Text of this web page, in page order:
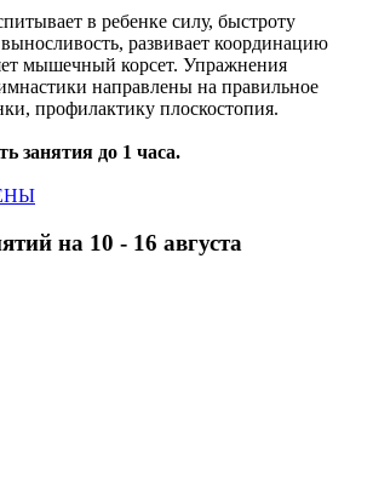
в ребенке силу, быстроту
развивает координацию
мышечный корсет. Упражнения
направлены на правильное
профилактику плоскостопия.
занятия до 1 часа.
на 10 - 16 августа